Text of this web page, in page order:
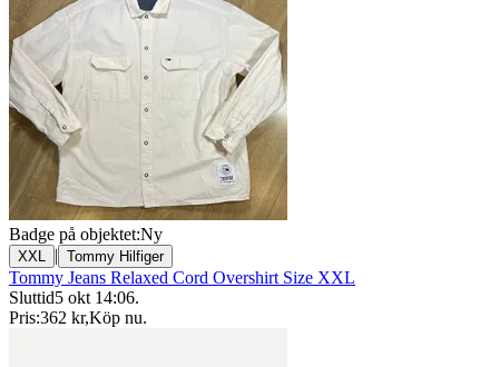
Badge på objektet:Ny
XXL | Tommy Hilfiger
Tommy Jeans Relaxed Cord Overshirt Size XXL
Sluttid5 okt 14:06.
Pris:362 kr,Köp nu.